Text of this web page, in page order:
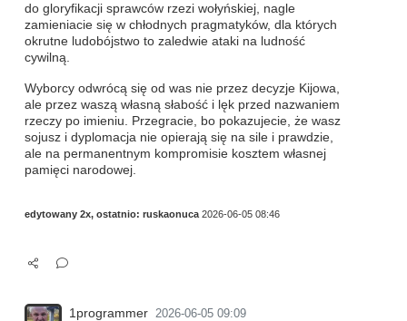
do gloryfikacji sprawców rzezi wołyńskiej, nagle
zamieniacie się w chłodnych pragmatyków, dla których
okrutne ludobójstwo to zaledwie ataki na ludność
cywilną.
Wyborcy odwrócą się od was nie przez decyzje Kijowa,
ale przez waszą własną słabość i lęk przed nazwaniem
rzeczy po imieniu. Przegracie, bo pokazujecie, że wasz
sojusz i dyplomacja nie opierają się na sile i prawdzie,
ale na permanentnym kompromisie kosztem własnej
pamięci narodowej.
edytowany 2x, ostatnio: ruskaonuca 2026-06-05 08:46
1programmer 2026-06-05 09:09